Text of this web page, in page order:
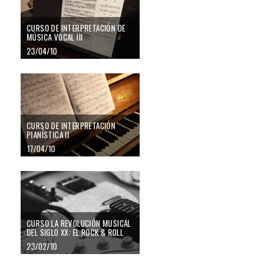
CURSO DE INTERPRETACIÓN DE
MÚSICA VOCAL III
23/04/10
CURSO DE INTERPRETACIÓN
PIANÍSTICA II
17/04/10
CURSO LA REVOLUCIÓN MUSICAL
DEL SIGLO XX: EL ROCK & ROLL
23/02/10